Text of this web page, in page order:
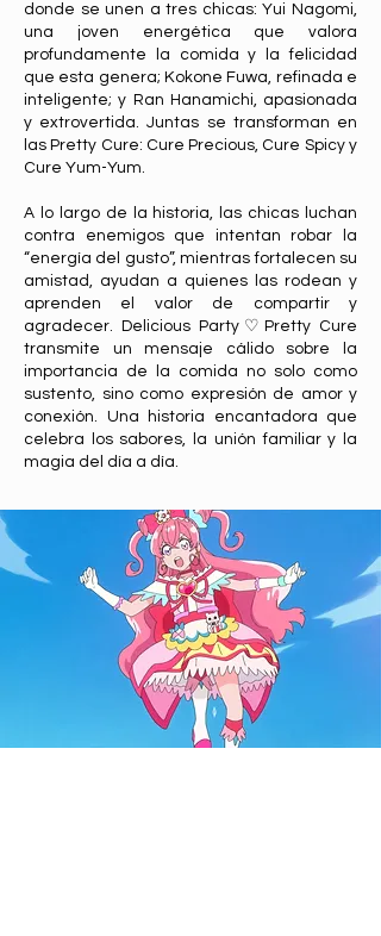
donde se unen a tres chicas: Yui Nagomi,
una joven energética que valora
profundamente la comida y la felicidad
que esta genera; Kokone Fuwa, refinada e
inteligente; y Ran Hanamichi, apasionada
y extrovertida. Juntas se transforman en
las Pretty Cure: Cure Precious, Cure Spicy y
Cure Yum-Yum.
A lo largo de la historia, las chicas luchan
contra enemigos que intentan robar la
“energía del gusto”, mientras fortalecen su
amistad, ayudan a quienes las rodean y
aprenden el valor de compartir y
agradecer. Delicious Party♡Pretty Cure
transmite un mensaje cálido sobre la
importancia de la comida no solo como
sustento, sino como expresión de amor y
conexión. Una historia encantadora que
celebra los sabores, la unión familiar y la
magia del día a día.